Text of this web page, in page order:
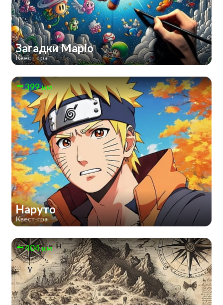
Загадки Маріо
Квест-гра
399 км
Наруто
Квест-гра
404 км